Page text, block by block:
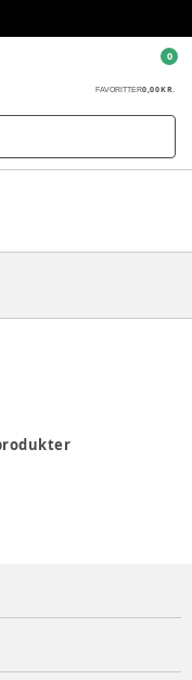
FAVORITTER0,00 KR.
0